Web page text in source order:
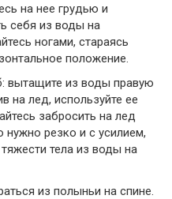
на нее грудью и
себя из воды на
ногами, стараясь
положение.
вытащите из воды правую
на лед, используйте ее
забросить на лед
нужно резко и с усилием,
тела из воды на
из полыньи на спине.